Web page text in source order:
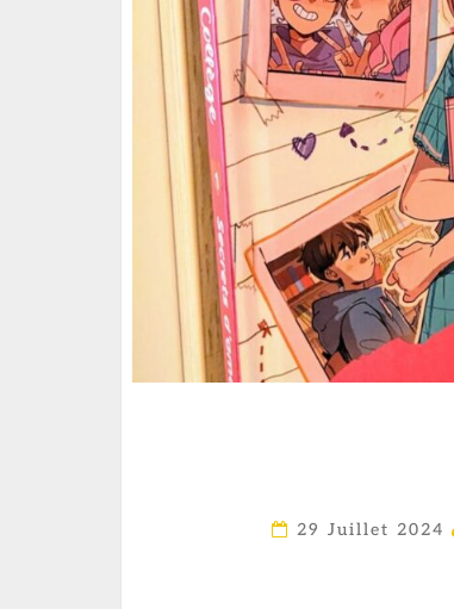
29 Juillet 2024